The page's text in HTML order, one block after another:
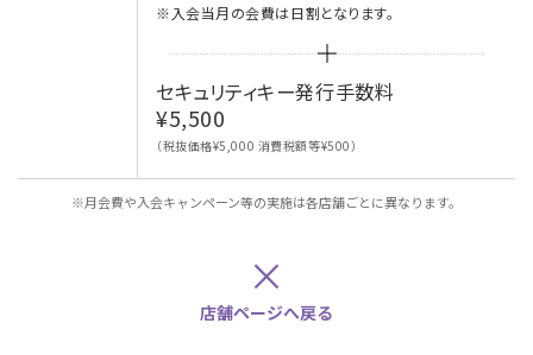
※入会当月の会費は日割となります。
セキュリティキー発行手数料
¥5,500
（税抜価格¥5,000 消費税額等¥500）
※月会費や入会キャンペーン等の実施は各店舗ごとに異なります。
×
店舗ページへ戻る